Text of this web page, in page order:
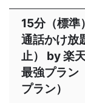
15分（標
通話かけ放
止） by 楽
最強プラン
プラン）